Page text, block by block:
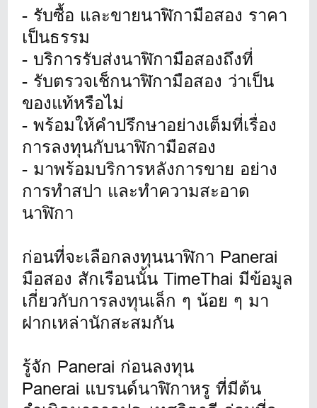
- รับซื้อ และขายนาฬิกามือสอง ราคา
เป็นธรรม
- บริการรับส่งนาฬิกามือสองถึงที่
- รับตรวจเช็กนาฬิกามือสอง ว่าเป็น
ของแท้หรือไม่
- พร้อมให้คำปรึกษาอย่างเต็มที่เรื่อง
การลงทุนกับนาฬิกามือสอง
- มาพร้อมบริการหลังการขาย อย่าง
การทำสปา และทำความสะอาด
นาฬิกา
ก่อนที่จะเลือกลงทุนนาฬิกา Panerai
มือสอง สักเรือนนั้น TimeThai มีข้อมูล
เกี่ยวกับการลงทุนเล็ก ๆ น้อย ๆ มา
ฝากเหล่านักสะสมกัน
รู้จัก Panerai ก่อนลงทุน
Panerai แบรนด์นาฬิกาหรู ที่มีต้น